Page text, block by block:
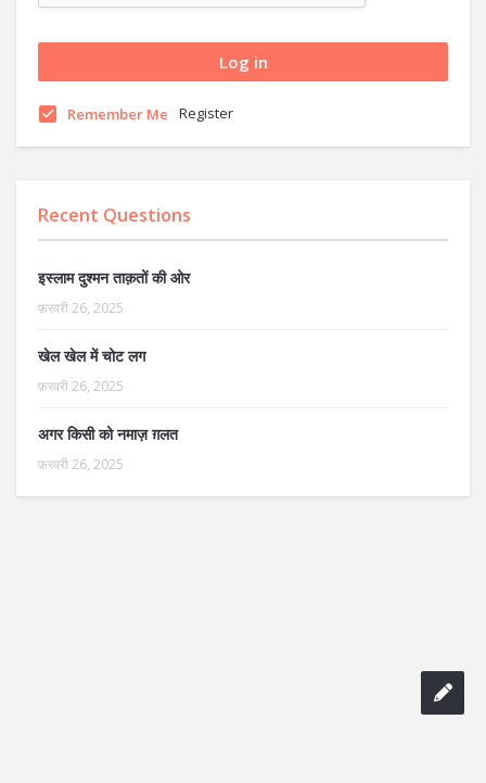
Remember Me Register
Recent Questions
इस्लाम दुश्मन ताक़तों की ओर
फ़रवरी 26, 2025
खेल खेल में चोट लग
फ़रवरी 26, 2025
अगर किसी को नमाज़ ग़लत
फ़रवरी 26, 2025